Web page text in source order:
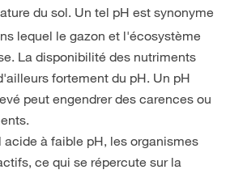
du sol. Un tel pH est synonyme
lequel le gazon et l'écosystème
La disponibilité des nutriments
fortement du pH. Un pH
peut engendrer des carences ou
acide à faible pH, les organismes
ce qui se répercute sur la